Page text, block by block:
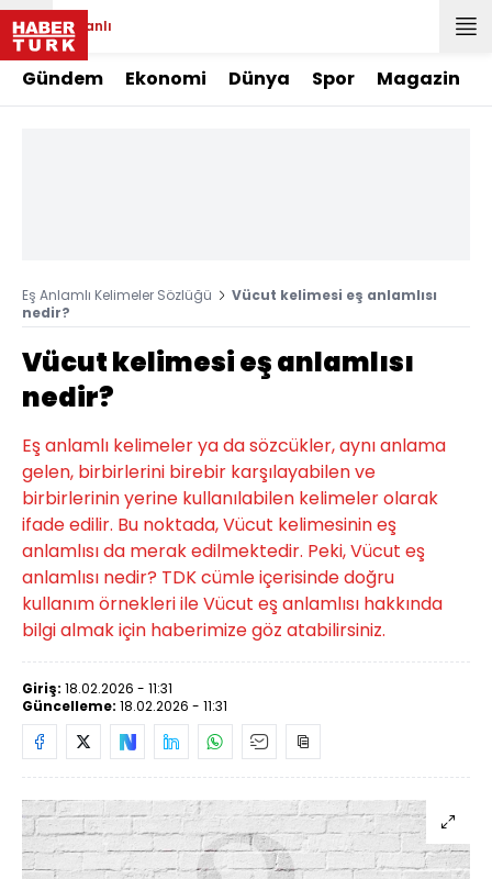
Canlı
Gündem Ekonomi Dünya Spor Magazin
Eş Anlamlı Kelimeler Sözlüğü
Vücut kelimesi eş anlamlısı
nedir?
Vücut kelimesi eş anlamlısı
nedir?
Eş anlamlı kelimeler ya da sözcükler, aynı anlama
gelen, birbirlerini birebir karşılayabilen ve
birbirlerinin yerine kullanılabilen kelimeler olarak
ifade edilir. Bu noktada, Vücut kelimesinin eş
anlamlısı da merak edilmektedir. Peki, Vücut eş
anlamlısı nedir? TDK cümle içerisinde doğru
kullanım örnekleri ile Vücut eş anlamlısı hakkında
bilgi almak için haberimize göz atabilirsiniz.
Giriş: 18.02.2026 - 11:31
Güncelleme: 18.02.2026 - 11:31